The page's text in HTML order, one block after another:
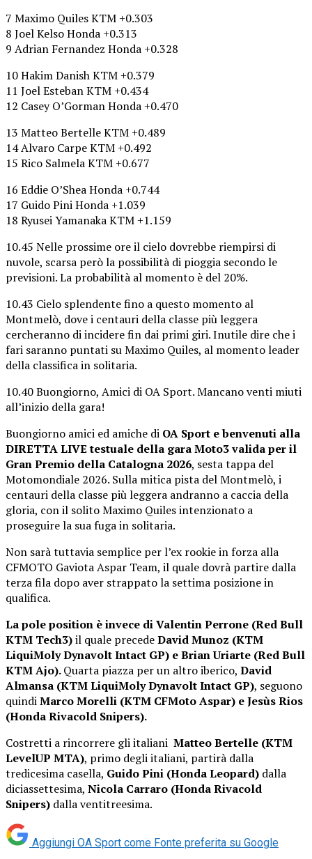
7 Maximo Quiles KTM +0.303
8 Joel Kelso Honda +0.313
9 Adrian Fernandez Honda +0.328
10 Hakim Danish KTM +0.379
11 Joel Esteban KTM +0.434
12 Casey O’Gorman Honda +0.470
13 Matteo Bertelle KTM +0.489
14 Alvaro Carpe KTM +0.492
15 Rico Salmela KTM +0.677
16 Eddie O’Shea Honda +0.744
17 Guido Pini Honda +1.039
18 Ryusei Yamanaka KTM +1.159
10.45 Nelle prossime ore il cielo dovrebbe riempirsi di
nuvole, scarsa però la possibilità di pioggia secondo le
previsioni. La probabilità al momento è del 20%.
10.43 Cielo splendente fino a questo momento al
Montmelò, dove i centauri della classe più leggera
cercheranno di incidere fin dai primi giri. Inutile dire che i
fari saranno puntati su Maximo Quiles, al momento leader
della classifica in solitaria.
10.40 Buongiorno, Amici di OA Sport. Mancano venti miuti
all’inizio della gara!
Buongiorno amici ed amiche di OA Sport e benvenuti alla
DIRETTA LIVE testuale della gara Moto3 valida per il
Gran Premio della Catalogna 2026, sesta tappa del
Motomondiale 2026. Sulla mitica pista del Montmelò, i
centauri della classe più leggera andranno a caccia della
gloria, con il solito Maximo Quiles intenzionato a
proseguire la sua fuga in solitaria.
Non sarà tuttavia semplice per l’ex rookie in forza alla
CFMOTO Gaviota Aspar Team, il quale dovrà partire dalla
terza fila dopo aver strappato la settima posizione in
qualifica.
La pole position è invece di Valentin Perrone (Red Bull
KTM Tech3)il quale precedeDavid Munoz (KTM
LiquiMoly Dynavolt Intact GP) eBrian Uriarte (Red Bull
KTM Ajo).Quarta piazza per un altro iberico, David
Almansa (KTM LiquiMoly Dynavolt Intact GP), seguono
quindiMarco Morelli (KTM CFMoto Aspar) eJesùs Rios
(Honda Rivacold Snipers).
Costretti a rincorrere gli italiani Matteo Bertelle (KTM
LevelUP MTA), primo degli italiani, partirà dalla
tredicesima casella, Guido Pini (Honda Leopard) dalla
diciassettesima, Nicola Carraro (Honda Rivacold
Snipers) dalla ventitreesima.
Aggiungi OA Sport come Fonte preferita su Google